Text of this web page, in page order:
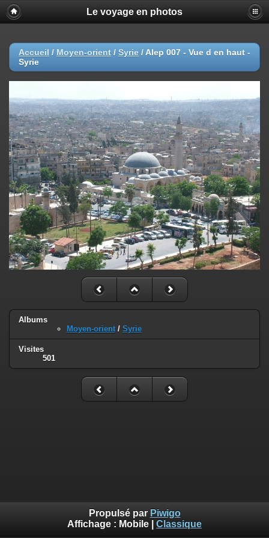
Le voyage en photos
Accueil / Moyen-orient / Syrie / Alep 007 - Vue d en haut -
Syrie
Albums
Moyen-orient / Syrie
Visites
501
Propulsé par Piwigo
Affichage : Mobile Classique